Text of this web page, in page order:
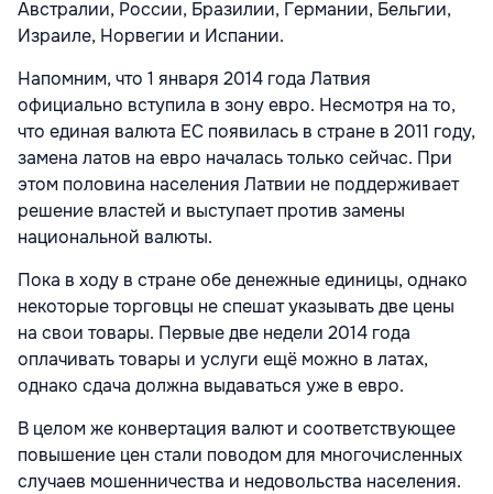
Австралии, России, Бразилии, Германии, Бельгии,
Израиле, Норвегии и Испании.
Напомним, что 1 января 2014 года Латвия
официально вступила в зону евро. Несмотря на то,
что единая валюта ЕС появилась в стране в 2011 году,
замена латов на евро началась только сейчас. При
этом половина населения Латвии не поддерживает
решение властей и выступает против замены
национальной валюты.
Пока в ходу в стране обе денежные единицы, однако
некоторые торговцы не спешат указывать две цены
на свои товары. Первые две недели 2014 года
оплачивать товары и услуги ещё можно в латах,
однако сдача должна выдаваться уже в евро.
В целом же конвертация валют и соответствующее
повышение цен стали поводом для многочисленных
случаев мошенничества и недовольства населения.